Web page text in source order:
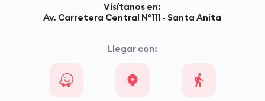
Visítanos en:
Av. Carretera Central N°111 - Santa Anita
Llegar con: